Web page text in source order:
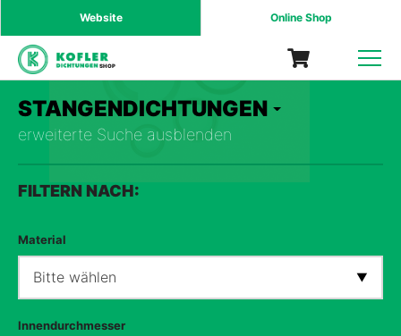
Website Online Shop
SHOP
STANGENDICHTUNGEN
erweiterte Suche ausblenden
FILTERN NACH:
Material
Bitte wählen
Innendurchmesser